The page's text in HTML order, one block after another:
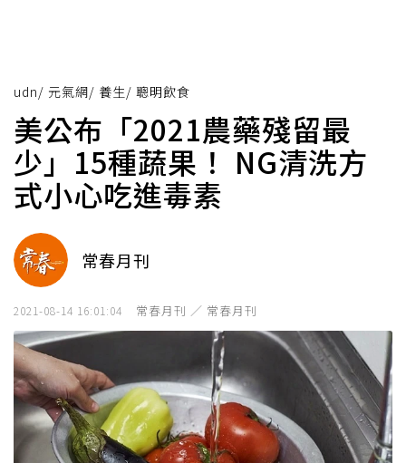
udn/ 元氣網/ 養生/ 聰明飲食
美公布「2021農藥殘留最
少」15種蔬果！ NG清洗方
式小心吃進毒素
常春月刊
2021-08-14 16:01:04 常春月刊 ／ 常春月刊